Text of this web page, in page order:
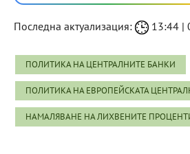
Последна актуализация: 13:44 |
ПОЛИТИКА НА ЦЕНТРАЛНИТЕ БАНКИ
ПОЛИТИКА НА ЕВРОПЕЙСКАТА
НАМАЛЯВАНЕ НА ЛИХВЕНИТЕ